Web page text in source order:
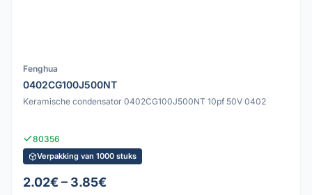
Fenghua
0402CG100J500NT
Keramische condensator 0402CG100J500NT 10pf 50V 0402
80356
Verpakking van 1000 stuks
2.02€ – 3.85€